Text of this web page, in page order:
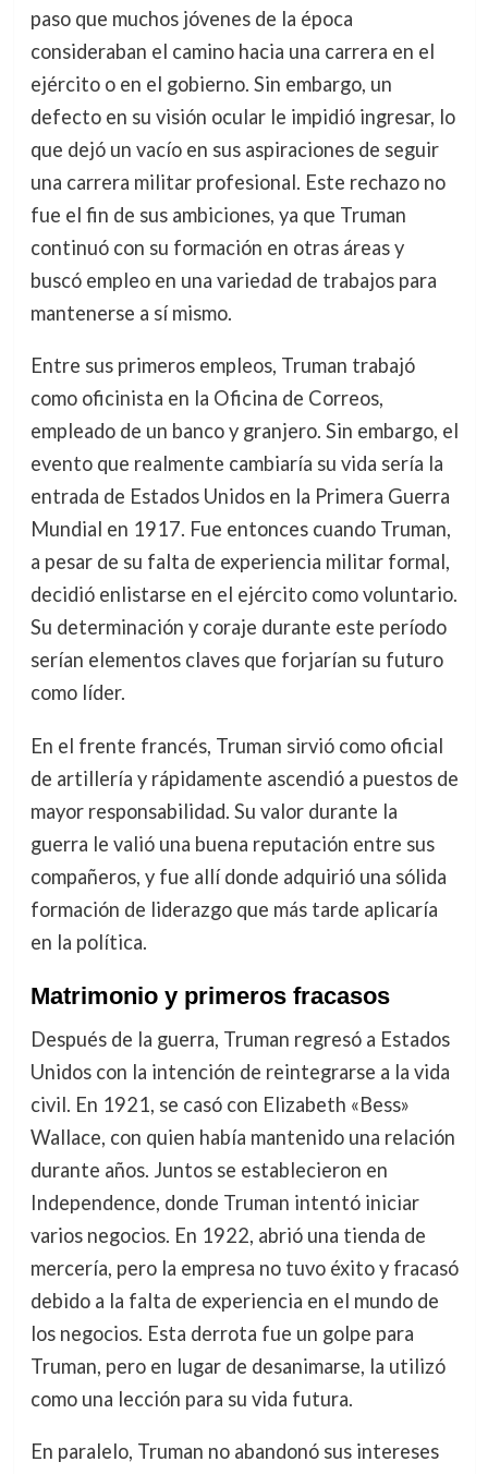
paso que muchos jóvenes de la época
consideraban el camino hacia una carrera en el
ejército o en el gobierno. Sin embargo, un
defecto en su visión ocular le impidió ingresar, lo
que dejó un vacío en sus aspiraciones de seguir
una carrera militar profesional. Este rechazo no
fue el fin de sus ambiciones, ya que Truman
continuó con su formación en otras áreas y
buscó empleo en una variedad de trabajos para
mantenerse a sí mismo.
Entre sus primeros empleos, Truman trabajó
como oficinista en la Oficina de Correos,
empleado de un banco y granjero. Sin embargo, el
evento que realmente cambiaría su vida sería la
entrada de Estados Unidos en la Primera Guerra
Mundial en 1917. Fue entonces cuando Truman,
a pesar de su falta de experiencia militar formal,
decidió enlistarse en el ejército como voluntario.
Su determinación y coraje durante este período
serían elementos claves que forjarían su futuro
como líder.
En el frente francés, Truman sirvió como oficial
de artillería y rápidamente ascendió a puestos de
mayor responsabilidad. Su valor durante la
guerra le valió una buena reputación entre sus
compañeros, y fue allí donde adquirió una sólida
formación de liderazgo que más tarde aplicaría
en la política.
Matrimonio y primeros fracasos
Después de la guerra, Truman regresó a Estados
Unidos con la intención de reintegrarse a la vida
civil. En 1921, se casó con Elizabeth «Bess»
Wallace, con quien había mantenido una relación
durante años. Juntos se establecieron en
Independence, donde Truman intentó iniciar
varios negocios. En 1922, abrió una tienda de
mercería, pero la empresa no tuvo éxito y fracasó
debido a la falta de experiencia en el mundo de
los negocios. Esta derrota fue un golpe para
Truman, pero en lugar de desanimarse, la utilizó
como una lección para su vida futura.
En paralelo, Truman no abandonó sus intereses